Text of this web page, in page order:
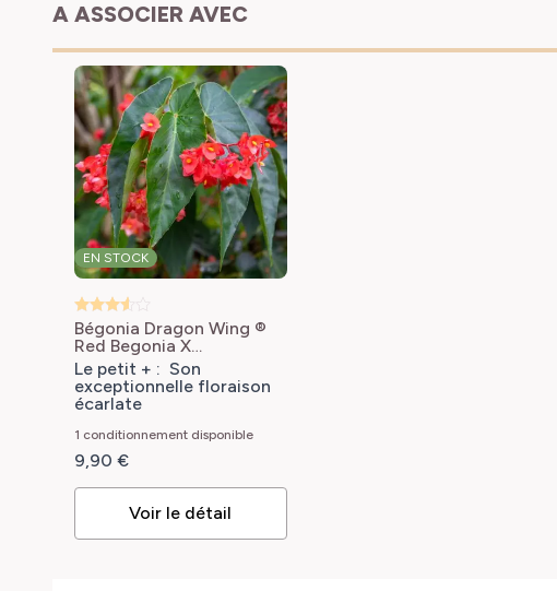
A ASSOCIER AVEC
EN STOCK
Bégonia Dragon Wing ®
Red Begonia X
semperflorens Dragon
Wing® rouge
Le petit + : Son
exceptionnelle floraison
écarlate
1 conditionnement disponible
9,90 €
Voir le détail